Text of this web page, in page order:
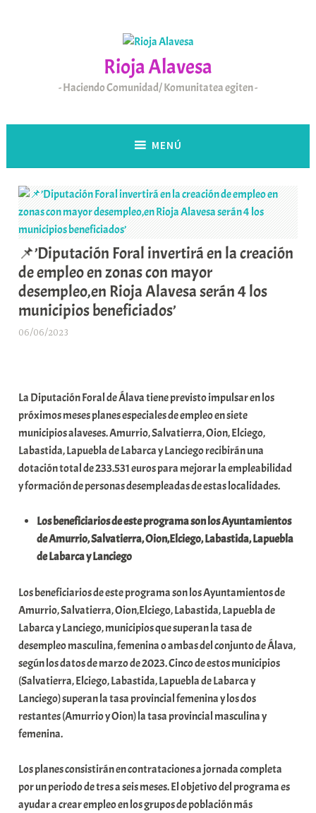
Rioja Alavesa
Haciendo Comunidad/ Komunitatea egiten
MENÚ
📌’Diputación Foral invertirá en la creación
de empleo en zonas con mayor
desempleo,en Rioja Alavesa serán 4 los
municipios beneficiados’
06/06/2023
a
r
E
r
r
i
x
a
K
m
u
n
i
t
a
t
e
La Diputación Foral de Álava tiene previsto impulsar en los
próximos meses planes especiales de empleo en siete
municipios alaveses. Amurrio, Salvatierra, Oion, Elciego,
Labastida, Lapuebla de Labarca y Lanciego recibirán una
dotación total de 233.531 euros para mejorar la empleabilidad
y formación de personas desempleadas de estas localidades.
Los beneficiarios de este programa son los Ayuntamientos
de Amurrio, Salvatierra, Oion,Elciego, Labastida, Lapuebla
de Labarca y Lanciego
Los beneficiarios de este programa son los Ayuntamientos de
Amurrio, Salvatierra, Oion,Elciego, Labastida, Lapuebla de
Labarca y Lanciego, municipios que superan la tasa de
desempleo masculina, femenina o ambas del conjunto de Álava,
según los datos de marzo de 2023. Cinco de estos municipios
(Salvatierra, Elciego, Labastida, Lapuebla de Labarca y
Lanciego) superan la tasa provincial femenina y los dos
restantes (Amurrio y Oion) la tasa provincial masculina y
femenina.
Los planes consistirán en contrataciones a jornada completa
por un periodo de tres a seis meses. El objetivo del programa es
ayudar a crear empleo en los grupos de población más